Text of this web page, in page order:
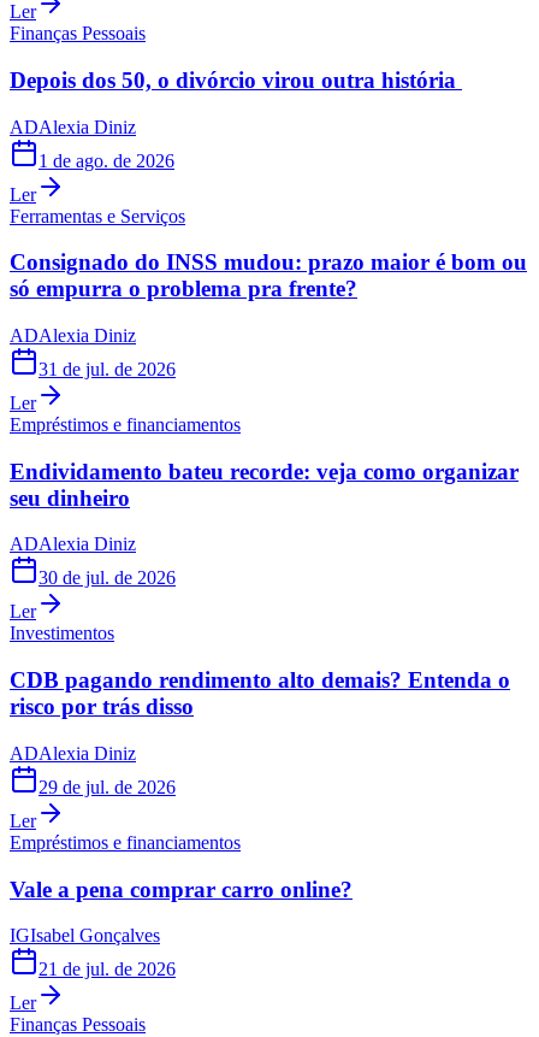
Ler
Finanças Pessoais
Depois dos 50, o divórcio virou outra história
ADAlexia Diniz
1 de ago. de 2026
Ler
Ferramentas e Serviços
Consignado do INSS mudou: prazo maior é bom ou
só empurra o problema pra frente?
ADAlexia Diniz
31 de jul. de 2026
Ler
Empréstimos e financiamentos
Endividamento bateu recorde: veja como organizar
seu dinheiro
ADAlexia Diniz
30 de jul. de 2026
Ler
Investimentos
CDB pagando rendimento alto demais? Entenda o
risco por trás disso
ADAlexia Diniz
29 de jul. de 2026
Ler
Empréstimos e financiamentos
Vale a pena comprar carro online?
IGIsabel Gonçalves
21 de jul. de 2026
Ler
Finanças Pessoais